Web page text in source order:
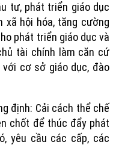
tư, phát triển giáo dục
xã hội hóa, tăng cường
phát triển giáo dục và
tài chính làm căn cứ
cơ sở giáo dục, đào
định: Cải cách thể chế
chốt để thúc đẩy phát
yêu cầu các cấp, các